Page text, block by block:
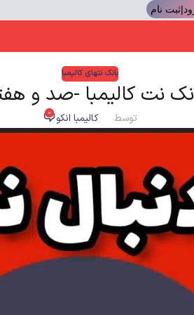
نام
بانک نتهای کالیمبا
توسط کالیمبا انکو 0